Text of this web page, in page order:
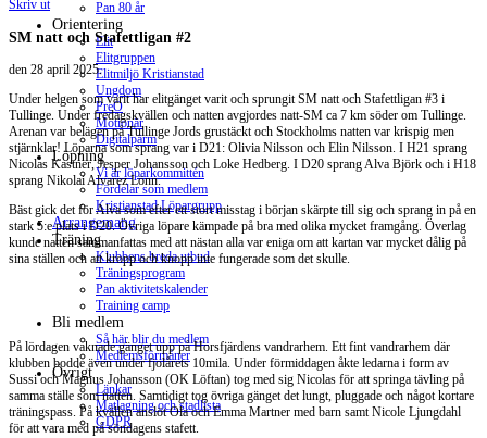
Pan 80 år
Orientering
Elit
Elitgruppen
Elitmiljö Kristianstad
Ungdom
PreO
Motionär
Digitalpärm
Löpning
Vi är löparkommittén
Fördelar som medlem
Kristianstad Löpargrupp
Arrangemang
Träning
Klubbens breda utbud
Träningsprogram
Pan aktivitetskalender
Training camp
Bli medlem
Så här blir du medlem
Medlemsförmåner
Övrigt
Länkar
Matlagning och stadlista
GDPR
Skriv ut
SM natt och Stafettligan #2
den 28 april 2025.
Under helgen som varit har elitgänget varit och sprungit SM natt och Stafettligan #3 i
Tullinge. Under fredagskvällen och natten avgjordes natt-SM ca 7 km söder om Tullinge.
Arenan var belägen på Tullinge Jords grustäckt och Stockholms natten var krispig men
stjärnklar! Löparna som sprang var i D21: Olivia Nilsson och Elin Nilsson. I H21 sprang
Nicolas Kastner, Jesper Johansson och Loke Hedberg. I D20 sprang Alva Björk och i H18
sprang Nikolai Alvarez Lönn.
Bäst gick det för Alva som efter ett stort misstag i början skärpte till sig och sprang in på en
stark 5:e plats i D20. Övriga löpare kämpade på bra med olika mycket framgång. Överlag
kunde natten sammanfattas med att nästan alla var eniga om att kartan var mycket dålig på
sina ställen och att kropp och knopp inte fungerade som det skulle.
På lördagen vaknade gänget upp på Horsfjärdens vandrarhem. Ett fint vandrarhem där
klubben bodde även under fjolårets 10mila. Under förmiddagen åkte ledarna i form av
Sussi och Magnus Johansson (OK Löftan) tog med sig Nicolas för att springa tävling på
samma ställe som natten. Samtidigt tog övriga gänget det lungt, pluggade och något kortare
träningspass. På kvällen anslöt Ola och Emma Martner med barn samt Nicole Ljungdahl
för att vara med på söndagens stafett.